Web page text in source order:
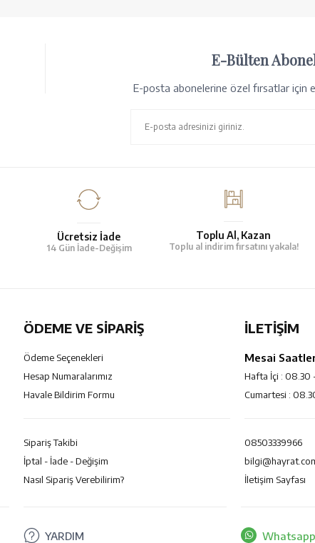
E-Bülten
E-posta abonelerine özel fırsatlar için
Ücretsiz İade
14 Gün İade-Değişim
Toplu Al, Kazan
Toplu al indirim fırsatını yakala!
ÖDEME VE SİPARİŞ
Ödeme Seçenekleri
Hesap Numaralarımız
Havale Bildirim Formu
Sipariş Takibi
İptal - İade - Değişim
Nasıl Sipariş Verebilirim?
İLETİŞİM
Mesai
Hafta İçi : 08.30
Cumartesi :
08503339966
İletişim Sayfası
YARDIM Whatsapp